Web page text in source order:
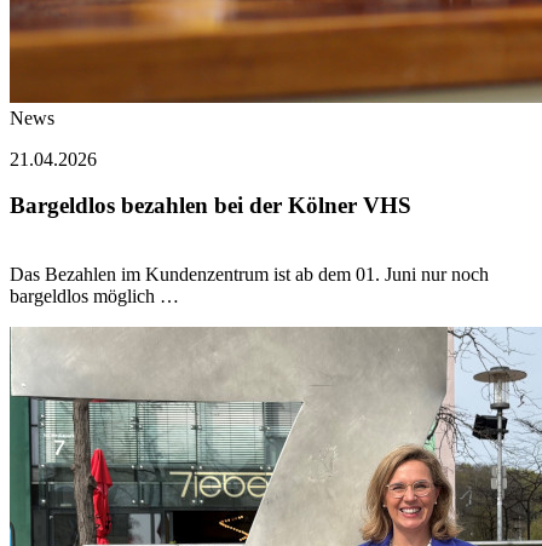
News
21.04.2026
Bargeldlos bezahlen bei der Kölner VHS
Das Bezahlen im Kundenzentrum ist ab dem 01. Juni nur noch
bargeldlos möglich …